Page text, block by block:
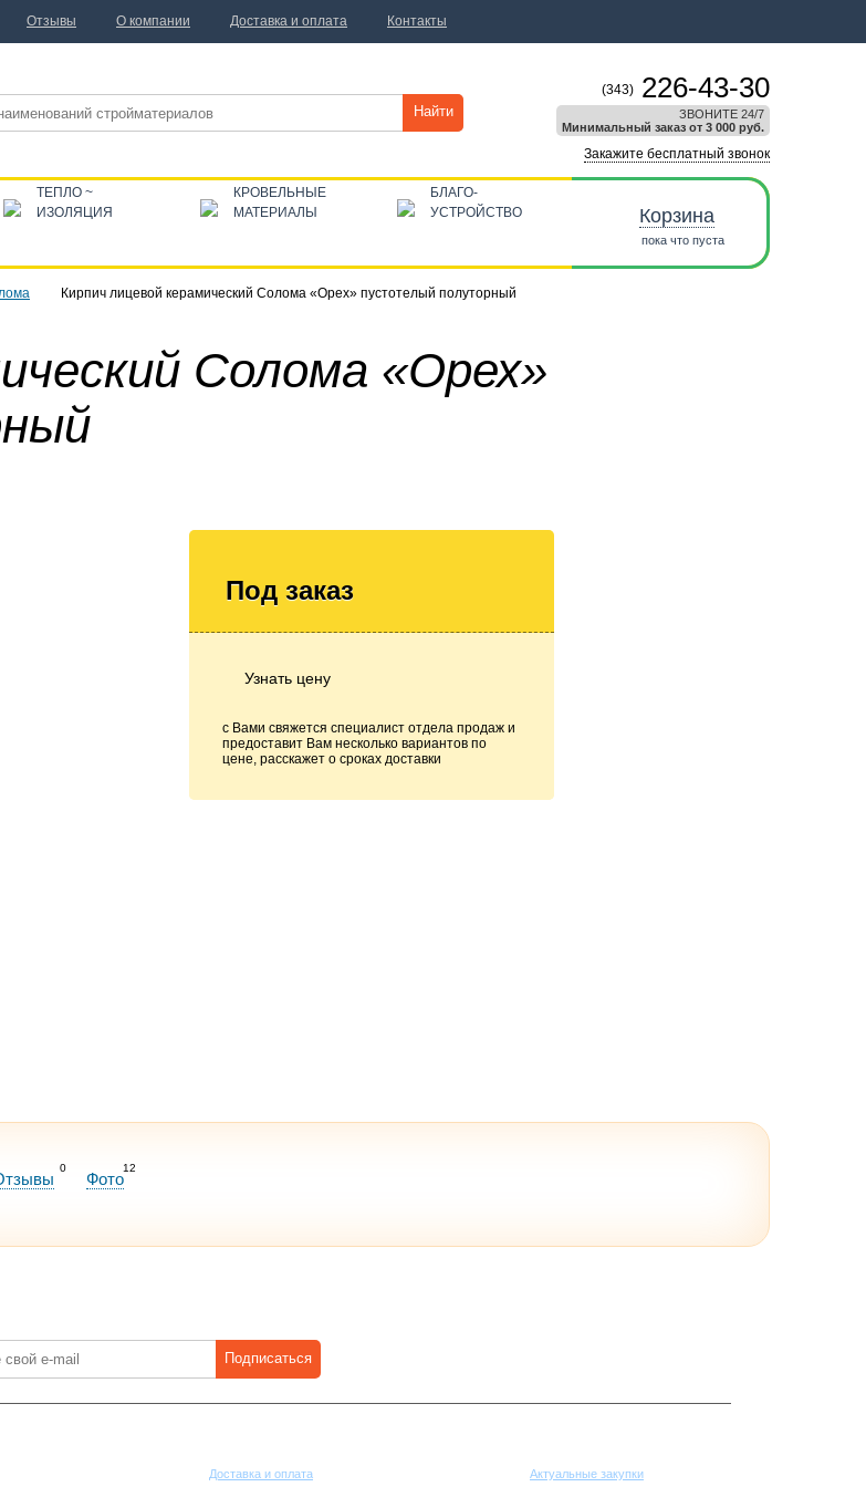
Кирпич лицевой керамический Солома «Орех» пустотелый полуторный
Солома «Орех»
Под заказ
Узнать цену
с Вами свяжется специалист отдела продаж и
предоставит Вам несколько вариантов по
цене, расскажет о сроках доставки
0
Фото
12
Найти
(343) 226-43-30
ЗВОНИТЕ 24/7
Минимальный заказ от 3 000 руб.
Закажите бесплатный звонок
ТЕПЛО ~
ИЗОЛЯЦИЯ
КРОВЕЛЬНЫЕ
МАТЕРИАЛЫ
БЛАГО-
УСТРОЙСТВО
Корзина
пока что пуста
Подписаться
Доставка и оплата Актуальные закупки
Отзывы О компании Доставка и оплата Контакты